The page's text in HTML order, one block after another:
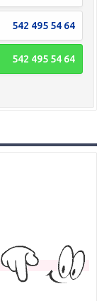
542 495 54 64
542 495 54 64